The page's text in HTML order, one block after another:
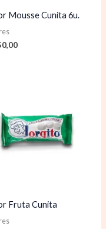
Mousse Cunita 6u.
Fruta Cunita